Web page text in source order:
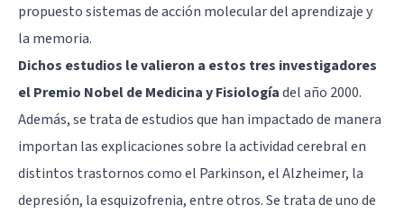
propuesto sistemas de acción molecular del aprendizaje y
la memoria.
Dichos estudios le valieron a estos tres investigadores
el Premio Nobel de Medicina y Fisiologíadel año 2000.
Además, se trata de estudios que han impactado de manera
importan las explicaciones sobre la actividad cerebral en
distintos trastornos como el Parkinson, el Alzheimer, la
depresión, la esquizofrenia, entre otros. Se trata de uno de